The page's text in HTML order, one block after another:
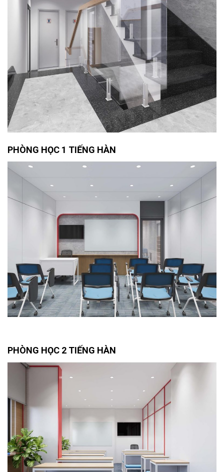
PHÒNG HỌC 1 TIẾNG HÀN
PHÒNG HỌC 2 TIẾNG HÀN